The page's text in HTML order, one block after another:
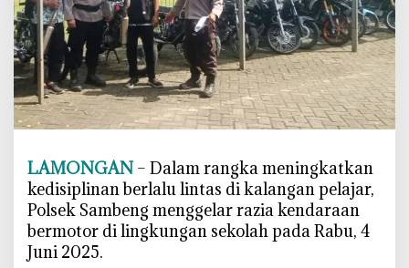
r
,
P
o
l
s
e
S
a
m
b
e
LAMONGAN– Dalam rangka meningkatkan
kedisiplinan berlalu lintas di kalangan pelajar,
Polsek Sambeng menggelar razia kendaraan
bermotor di lingkungan sekolah pada Rabu, 4
Juni 2025.